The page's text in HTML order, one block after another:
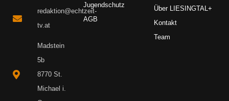
redaktion@echtzeit-
tv.at
Madstein
5b
8770 St.
Michael i.
Jugendschutz
AGB
Über LIESINGTAL+
Kontakt
Team